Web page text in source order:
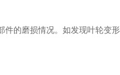
磨损情况。如发现叶轮变